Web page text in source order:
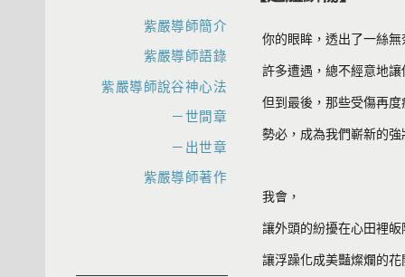
你的眼眸，透出了一絲無
許多遭遇，總不經意地
但到最後，那些受傷再
勢必，成為我們嶄新的強
我會，
讓外頭的紛擾在心田裡皈
讓浮躁化成美豔燦爛的花
紫嚴導師簡介
紫嚴導師語錄
紫嚴導師說谷神心法
－世間章
－出世章
紫嚴導師著作